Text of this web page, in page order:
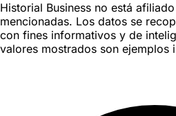
Historial Business no está
mencionadas. Los datos se
con fines informativos y de
valores mostrados son ejemplos